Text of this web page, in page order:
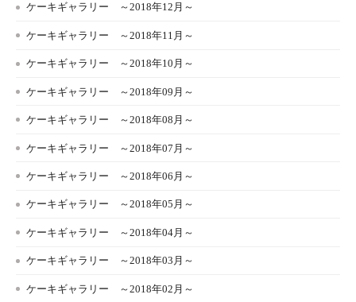
ケーキギャラリー ～2018年12月～
ケーキギャラリー ～2018年11月～
ケーキギャラリー ～2018年10月～
ケーキギャラリー ～2018年09月～
ケーキギャラリー ～2018年08月～
ケーキギャラリー ～2018年07月～
ケーキギャラリー ～2018年06月～
ケーキギャラリー ～2018年05月～
ケーキギャラリー ～2018年04月～
ケーキギャラリー ～2018年03月～
ケーキギャラリー ～2018年02月～